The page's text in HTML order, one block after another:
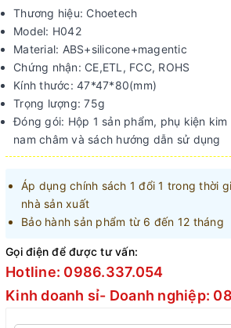
Thương hiệu: Choetech
Model: H042
Material: ABS+silicone+magentic
Chứng nhận: CE,ETL, FCC, ROHS
Kính thước: 47*47*80(mm)
Trọng lượng: 75g
Đóng gói: Hộp 1 sản phẩm, phụ kiện
nam châm và sách hướng dẫn sử dụng
Áp dụng chính sách 1 đổi 1 trong thời
nhà sản xuất
Bảo hành sản phẩm từ 6 đến 12 tháng
Gọi điện để được tư vấn:
Hotline: 0986.337.054
Kinh doanh sỉ- Doanh nghiệp: